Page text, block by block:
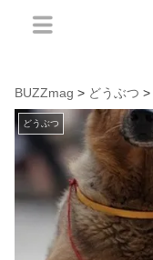
BUZZmag > どうぶつ >
どうぶつ